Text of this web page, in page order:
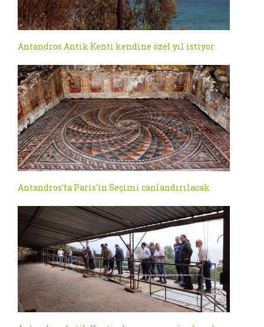
Antandros Antik Kenti kendine özel yıl istiyor
Antandros'ta Paris'in Seçimi canlandırılacak